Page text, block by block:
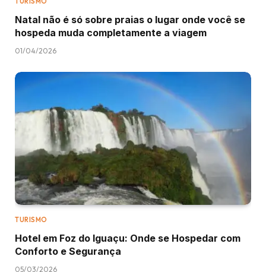
Natal não é só sobre praias o lugar onde você se
hospeda muda completamente a viagem
01/04/2026
TURISMO
Hotel em Foz do Iguaçu: Onde se Hospedar com
Conforto e Segurança
05/03/2026